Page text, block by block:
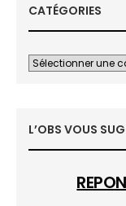
CATÉGORIES
L’OBS VOUS